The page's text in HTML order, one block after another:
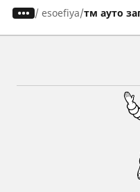
/ esoefiya тм ауто